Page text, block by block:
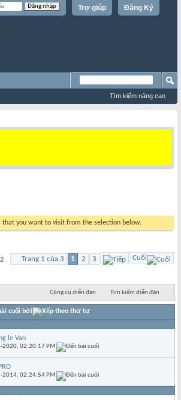
Đăng Ký
Trợ giúp
Tìm kiếm nâng cao
that you want to visit from the selection below.
Trang 1 của 3 1 2 3 Cuối
Công cụ diễn đàn Tìm kiếm diễn đàn
cuối bởi
le Van
2020,02:20:17 PM
2014,02:24:54 PM